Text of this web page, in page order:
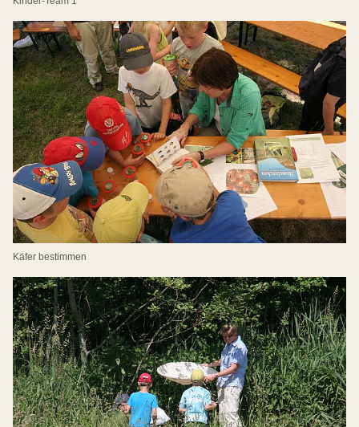
Käfer bestimmen